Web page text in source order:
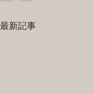
最新記事